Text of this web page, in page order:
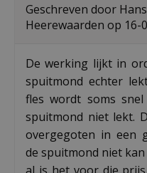
Geschreven door Hans
Heerewaarden op 16-
De werking lijkt in
spuitmond echter
fles wordt soms
spuitmond niet lekt.
overgegoten in een
de spuitmond niet